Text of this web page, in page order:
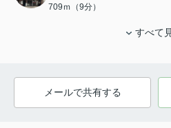
709ｍ（9分）
すべて
メールで共有する